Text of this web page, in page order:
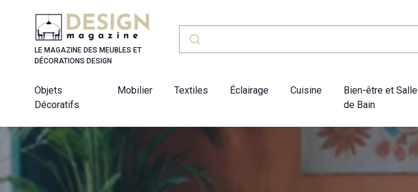
LE MAGAZINE DES MEUBLES ET
DÉCORATIONS DESIGN
Objets
Décoratifs
Mobilier Textiles Éclairage Cuisine
Bien-être et Salle
de Bain